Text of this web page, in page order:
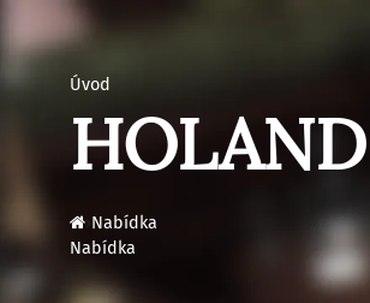
Úvod
Nabídka
Nabídka